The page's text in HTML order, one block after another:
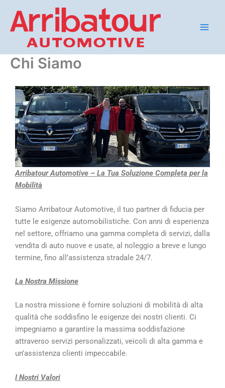
contenuto
Chi Siamo
Arribatour Automotive – La Tua Soluzione Completa per la
Mobilità
Siamo Arribatour Automotive, il tuo partner di fiducia per
tutte le esigenze automobilistiche. Con anni di esperienza
nel settore, offriamo una gamma completa di servizi, dalla
vendita di auto nuove e usate, al noleggio a breve e lungo
termine, fino all’assistenza stradale 24/7.
La Nostra Missione
La nostra missione è fornire soluzioni di mobilità di alta
qualità che soddisfino le esigenze dei nostri clienti. Ci
impegniamo a garantire la massima soddisfazione
attraverso servizi personalizzati, veicoli di alta gamma e
un’assistenza clienti impeccabile.
I Nostri Valori